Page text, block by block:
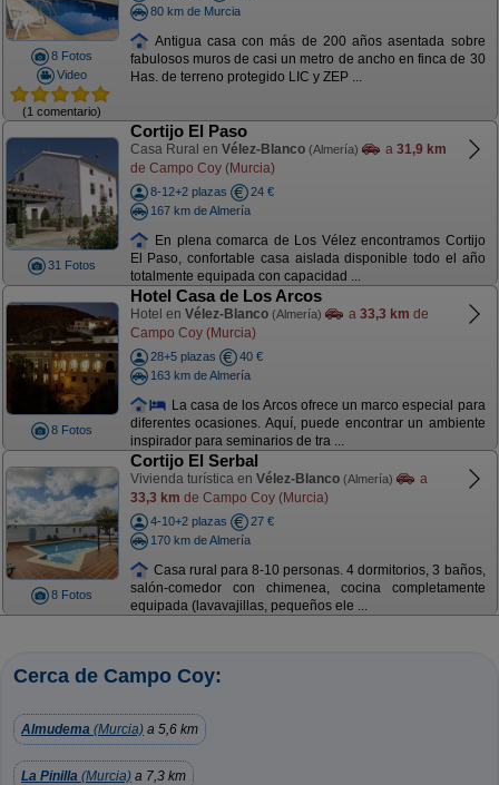
8 Fotos
Video
(1 comentario)
80 km de Murcia
Antigua casa con más de 200 años asentada sobre
fabulosos muros de casi un metro de ancho en finca de 30
Has. de terreno protegido LIC y ZEP ...
31 Fotos
Cortijo El Paso
Casa Rural en Vélez-Blanco (Almería) a 31,9 km
de Campo Coy (Murcia)
8-12+2 plazas
24 €
167 km de Almería
En plena comarca de Los Vélez encontramos Cortijo
El Paso, confortable casa aislada disponible todo el año
totalmente equipada con capacidad ...
8 Fotos
Hotel Casa de Los Arcos
Hotel en Vélez-Blanco (Almería) a 33,3 km de
Campo Coy (Murcia)
28+5 plazas
40 €
163 km de Almería
La casa de los Arcos ofrece un marco especial para
diferentes ocasiones. Aquí, puede encontrar un ambiente
inspirador para seminarios de tra ...
8 Fotos
Cortijo El Serbal
Vivienda turística en Vélez-Blanco (Almería)
a
33,3 km de Campo Coy (Murcia)
4-10+2 plazas
27 €
170 km de Almería
Casa rural para 8-10 personas. 4 dormitorios, 3 baños,
salón-comedor con chimenea, cocina completamente
equipada (lavavajillas, pequeños ele ...
Cerca de Campo Coy:
Almudema (Murcia) a 5,6 km
La Pinilla (Murcia) a 7,3 km